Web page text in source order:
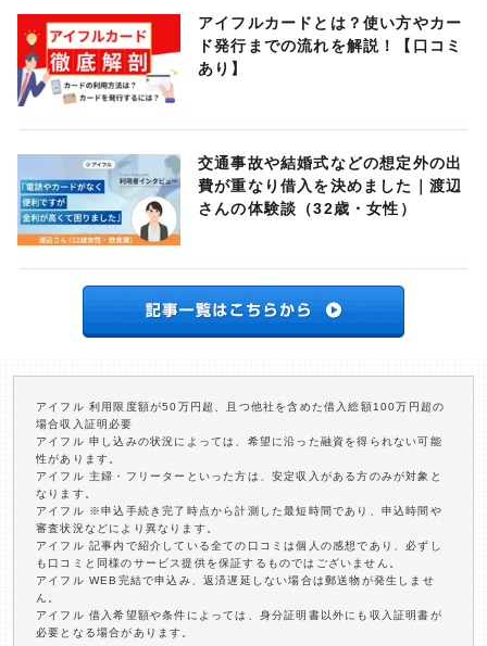
アイフルカードとは？使い方やカー
ド発行までの流れを解説！【口コミ
あり】
交通事故や結婚式などの想定外の出
費が重なり借入を決めました｜渡辺
さんの体験談（32歳・女性）
アイフル 利用限度額が50万円超、且つ他社を含めた借入総額100万円超の
場合収入証明必要
アイフル 申し込みの状況によっては、希望に沿った融資を得られない可能
性があります。
アイフル 主婦・フリーターといった方は、安定収入がある方のみが対象と
なります。
アイフル ※申込手続き完了時点から計測した最短時間であり、申込時間や
審査状況などにより異なります。
アイフル 記事内で紹介している全ての口コミは個人の感想であり、必ずし
も口コミと同様のサービス提供を保証するものではございません。
アイフル WEB完結で申込み、返済遅延しない場合は郵送物が発生しませ
ん。
アイフル 借入希望額や条件によっては、身分証明書以外にも収入証明書が
必要となる場合があります。